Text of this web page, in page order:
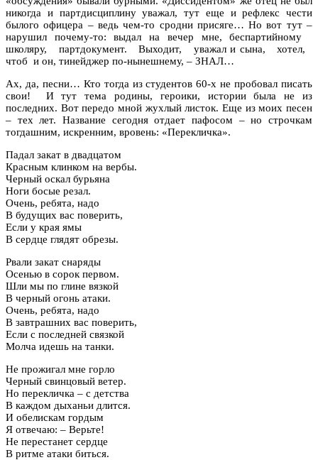
никогда и партдисциплину уважал, тут еще и рефлекс чести
былого офицера – ведь чем-то сродни присяге… Но вот тут –
нарушил почему-то: выдал на вечер мне, беспартийному
школяру, партдокумент. Выходит, уважал и сына, хотел,
чтоб и он, тинейджер по-нынешнему, – ЗНАЛ…
Ах, да, песни… Кто тогда из студентов 60-х не пробовал писать
свои! И тут тема родины, героики, истории была не из
последних. Вот передо мной жухлый листок. Еще из моих песен
– тех лет. Название сегодня отдает пафосом – но строчкам
тогдашним, искренним, вровень: «Перекличка».
Падал закат в двадцатом
Красным клинком на вербы.
Черный оскал бурьяна
Ноги босые резал.
Очень, ребята, надо
В будущих вас поверить,
Если у края ямы
В сердце глядят обрезы.
Рвали закат снаряды
Осенью в сорок первом.
Шли мы по глине вязкой
В черный огонь атаки.
Очень, ребята, надо
В завтрашних вас поверить,
Если с последней связкой
Молча идешь на танки.
Не прожигал мне горло
Черный свинцовый ветер.
Но перекличка – с детства
В каждом дыханьи длится.
И обелискам гордым
Я отвечаю: – Верьте!
Не перестанет сердце
В ритме атаки биться.